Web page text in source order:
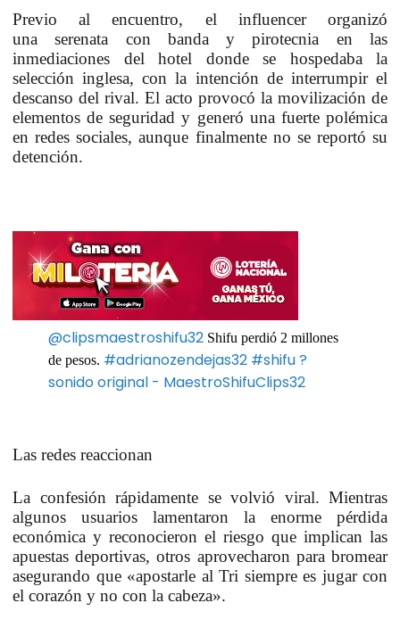
Previo al encuentro, el influencer organizó
unaserenata con banda y pirotecnia en las
inmediaciones del hotel donde se hospedaba la
selección inglesa, con la intención de interrumpir el
descanso del rival. El acto provocó la movilización de
elementos de seguridad y generó una fuerte polémica
en redes sociales, aunque finalmente no se reportó su
detención.
@clipsmaestroshifu32 Shifu perdió 2 millones
de pesos. #adrianozendejas32 #shifu?
sonido original - MaestroShifuClips32
Las redes reaccionan
La confesión rápidamente se volvió viral. Mientras
algunos usuarios lamentaron la enorme pérdida
económica y reconocieron el riesgo que implican las
apuestas deportivas, otros aprovecharon para bromear
asegurando que «apostarle al Tri siempre es jugar con
el corazón y no con la cabeza».